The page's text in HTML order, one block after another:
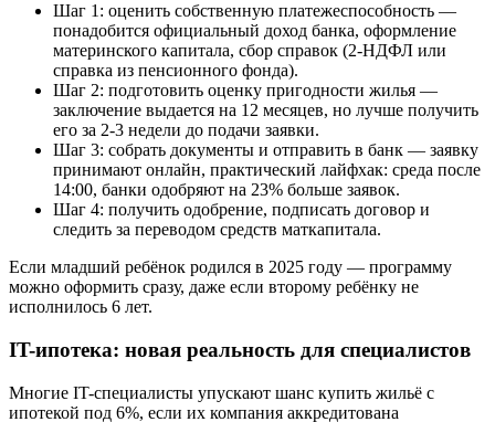
Шаг 1: оценить собственную платежеспособность —
понадобится официальный доход банка, оформление
материнского капитала, сбор справок (2-НДФЛ или
справка из пенсионного фонда).
Шаг 2: подготовить оценку пригодности жилья —
заключение выдается на 12 месяцев, но лучше получить
его за 2-3 недели до подачи заявки.
Шаг 3: собрать документы и отправить в банк — заявку
принимают онлайн, практический лайфхак: среда после
14:00, банки одобряют на 23% больше заявок.
Шаг 4: получить одобрение, подписать договор и
следить за переводом средств маткапитала.
Если младший ребёнок родился в 2025 году — программу
можно оформить сразу, даже если второму ребёнку не
исполнилось 6 лет.
IT-ипотека: новая реальность для специалистов
Многие IT-специалисты упускают шанс купить жильё с
ипотекой под 6%, если их компания аккредитована